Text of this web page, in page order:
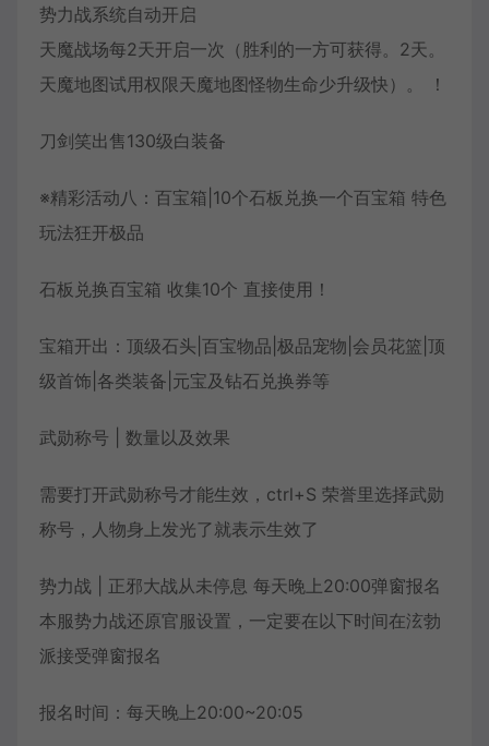
势力战系统自动开启
天魔战场每2天开启一次（胜利的一方可获得。2天。
天魔地图试用权限天魔地图怪物生命少升级快）。 ！
刀剑笑出售130级白装备
※精彩活动八：百宝箱|10个石板兑换一个百宝箱 特色
玩法狂开极品
石板兑换百宝箱 收集10个 直接使用！
宝箱开出：顶级石头|百宝物品|极品宠物|会员花篮|顶
级首饰|各类装备|元宝及钻石兑换券等
武勋称号 | 数量以及效果
需要打开武勋称号才能生效，ctrl+S 荣誉里选择武勋
称号，人物身上发光了就表示生效了
势力战 | 正邪大战从未停息 每天晚上20:00弹窗报名
本服势力战还原官服设置，一定要在以下时间在泫勃
派接受弹窗报名
报名时间：每天晚上20:00~20:05